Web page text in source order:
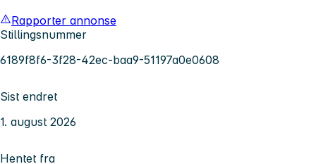
Rapporter annonse
Stillingsnummer
6189f8f6-3f28-42ec-baa9-51197a0e0608
Sist endret
1. august 2026
Hentet fra